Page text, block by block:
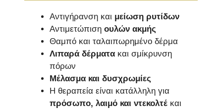
Αντιγήρανση και μείωση ρυτίδων
Αντιμετώπιση ουλών ακμής
Θαμπό και ταλαιπωρημένο δέρμα
Λιπαρά δέρματα και σμίκρυνση
πόρων
Μέλασμα και δυσχρωμίες
Η θεραπεία είναι κατάλληλη για
πρόσωπο, λαιμό και ντεκολτέ και